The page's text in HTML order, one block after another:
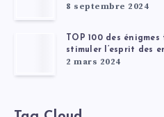
8 septembre 2024
TOP 100 des
stimuler l’esprit des
2 mars 2024